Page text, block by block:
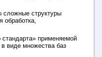
сложные структуры
обработка,
стандарта» применяемой
виде множества баз